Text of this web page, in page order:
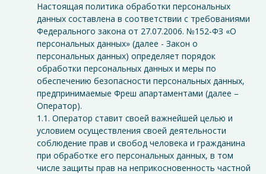
Настоящая политика обработки персональных
данных составлена в соответствии с требованиями
Федерального закона от 27.07.2006. №152-ФЗ «О
персональных данных» (далее - Закон о
персональных данных) определяет порядок
обработки персональных данных и меры по
обеспечению безопасности персональных данных,
предпринимаемые Фреш апартаментами (далее –
Оператор).
1.1. Оператор ставит своей важнейшей целью и
условием осуществления своей деятельности
соблюдение прав и свобод человека и гражданина
при обработке его персональных данных, в том
числе защиты прав на неприкосновенность частной